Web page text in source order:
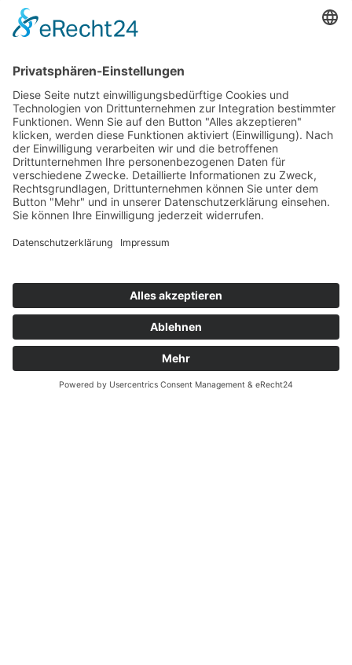
mehr erfahren
Zahnärzte Potsdam
Zahnarzt Suche
Notdienste Potsdam
Wussten Sie schon?
Zahnarzt Lexikon
©2026 Zahnärzte Potsdam